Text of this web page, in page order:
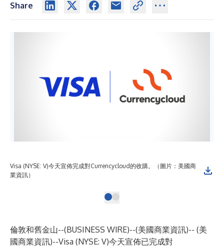
Share
Visa (NYSE: V)今天宣佈完成對Currencycloud的收購。（圖片：美國商
業資訊）
倫敦和舊金山--(BUSINESS WIRE)--(美國商業資訊)-- (美
國商業資訊)--Visa (NYSE: V)今天宣佈已完成對